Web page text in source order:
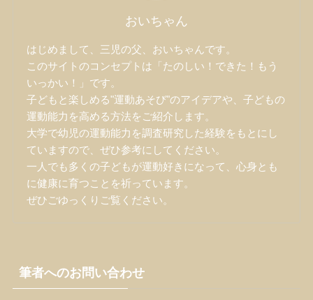
おいちゃん
はじめまして、三児の父、おいちゃんです。
このサイトのコンセプトは「たのしい！できた！もう
いっかい！」です。
子どもと楽しめる"運動あそび"のアイデアや、子どもの
運動能力を高める方法をご紹介します。
大学で幼児の運動能力を調査研究した経験をもとにし
ていますので、ぜひ参考にしてください。
一人でも多くの子どもが運動好きになって、心身とも
に健康に育つことを祈っています。
ぜひごゆっくりご覧ください。
筆者へのお問い合わせ